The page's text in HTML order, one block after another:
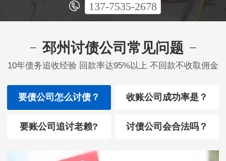
137-7535-2678
邳州讨债公司常见问题
10年债务追收经验 回款率达95%以上 不回款不收取佣金
要债公司怎么讨债？ 收账公司成功率是？
要账公司追讨老赖? 讨债公司会合法吗？